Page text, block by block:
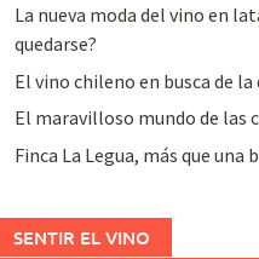
La nueva moda del vino en
quedarse?
El vino chileno en busca de
El maravilloso mundo de las
Finca La Legua, más que una
SENTIR EL VINO